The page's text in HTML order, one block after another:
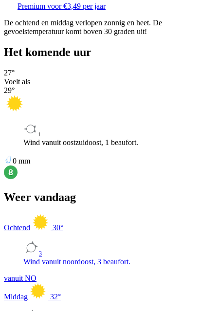
Premium voor €3,49 per jaar
De ochtend en middag verlopen zonnig en heet. De
gevoelstemperatuur komt boven 30 graden uit!
Het komende uur
27°
Voelt als
29°
1
Wind vanuit oostzuidoost, 1 beaufort.
0 mm
Weer vandaag
Ochtend 30°
3
Wind vanuit noordoost, 3 beaufort.
vanuit NO
Middag 32°